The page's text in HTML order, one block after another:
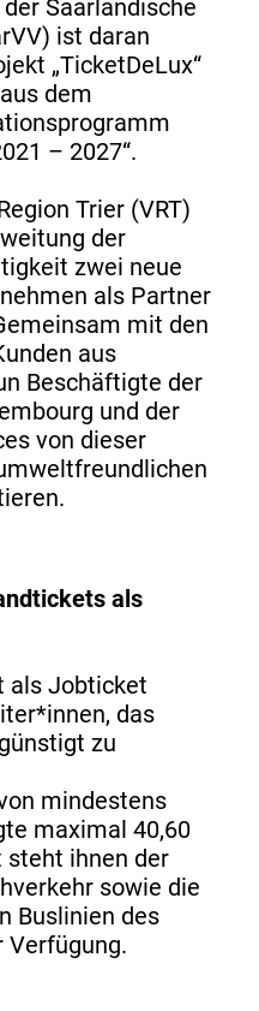
Saarländische
ist daran
„TicketDeLux“
dem
– 2027“.
Trier (VRT)
der
zwei neue
als Partner
mit den
aus
Beschäftigte der
und der
von dieser
als
als Jobticket
das
zu
mindestens
maximal 40,60
steht ihnen der
sowie die
Buslinien des
Verfügung.